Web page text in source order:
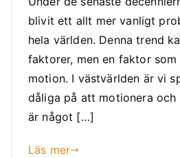
blivit ett allt mer vanligt
hela världen. Denna trend
faktorer, men en faktor
motion. I västvärlden är vi
dåliga på att motionera och
är något […]
Läs mer